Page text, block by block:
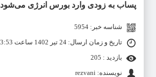
پساب به زودی وارد بورس انرژی می‌شود
شناسه خبر: 5954
تاریخ و زمان ارسال: 24 تیر 1402 ساعت 03:53
بازدید : 205
نویسنده: rezvani